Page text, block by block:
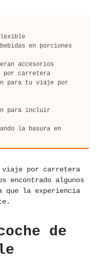
en porciones
accesorios
por carretera
para tu viaje por
para incluir
la basura en
viaje por carretera
encontrado algunos
que la experiencia
de